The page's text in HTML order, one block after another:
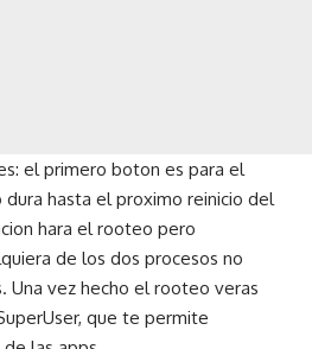
el primero boton es para el
hasta el proximo reinicio del
hara el rooteo pero
de los dos procesos no
Una vez hecho el rooteo veras
que te permite